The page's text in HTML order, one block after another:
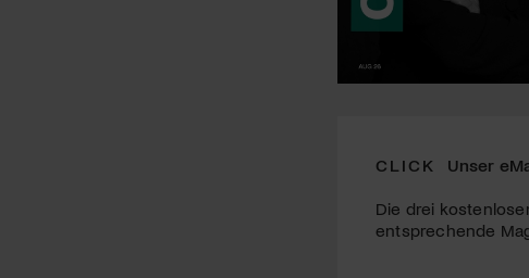
CLICK Unser
Die drei
entsprechende